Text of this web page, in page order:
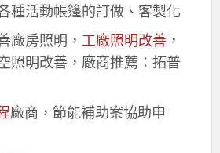
種活動帳篷的訂做、客製化
廠房照明， 工廠照明改善，
照明改善，廠商推薦：拓普
廠商，節能補助案協助申